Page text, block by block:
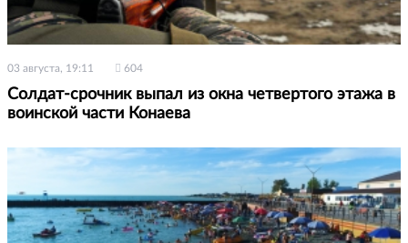
03 августа, 19:11 604
Солдат-срочник выпал из окна четвертого этажа в
воинской части Конаева